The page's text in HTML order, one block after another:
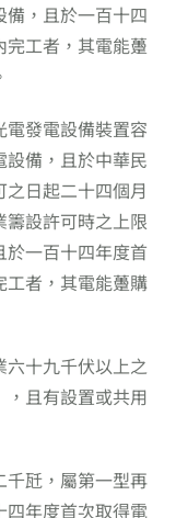
，且於一百十四
工者，其電能躉
發電設備裝置容
備，且於中華民
日起二十四個月
設許可時之上限
一百十四年度首
工者，其電能躉購
六十九千伏以上之
且有設置或共用
千瓩，屬第一型再
四年度首次取得電